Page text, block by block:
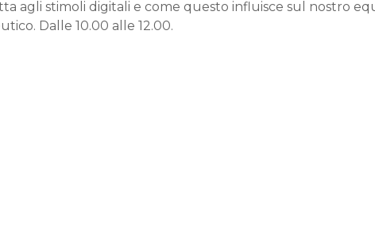
agli stimoli digitali e come questo influisce sul nostro
Dalle 10.00 alle 12.00.